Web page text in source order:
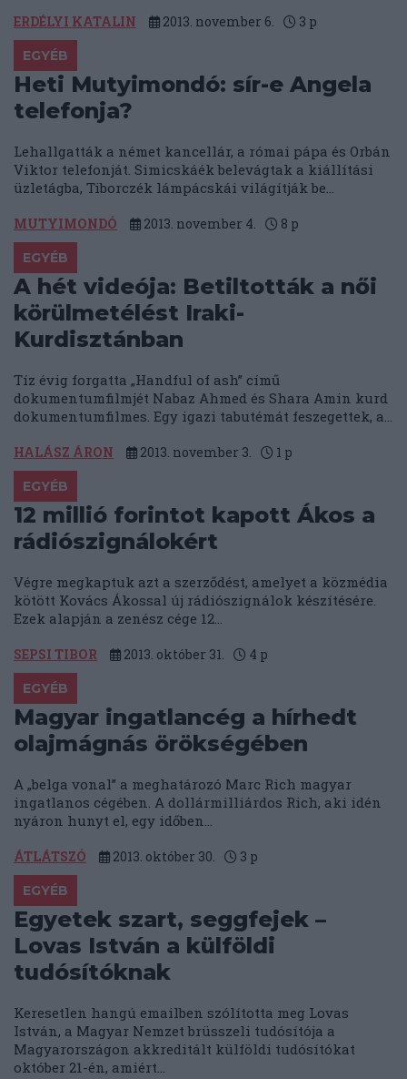
ERDÉLYI KATALIN 2013. november 6. 3 p
EGYÉB
Heti Mutyimondó: sír-e Angela
telefonja?
Lehallgatták a német kancellár, a római pápa és Orbán
Viktor telefonját. Simicskáék belevágtak a kiállítási
üzletágba, Tiborczék lámpácskái világítják be...
MUTYIMONDÓ 2013. november 4. 8 p
EGYÉB
A hét videója: Betiltották a női
körülmetélést Iraki-
Kurdisztánban
Tíz évig forgatta „Handful of ash” című
dokumentumfilmjét Nabaz Ahmed és Shara Amin kurd
dokumentumfilmes. Egy igazi tabutémát feszegettek, a...
HALÁSZ ÁRON 2013. november 3. 1 p
EGYÉB
12 millió forintot kapott Ákos a
rádiószignálokért
Végre megkaptuk azt a szerződést, amelyet a közmédia
kötött Kovács Ákossal új rádiószignálok készítésére.
Ezek alapján a zenész cége 12...
SEPSI TIBOR 2013. október 31. 4 p
EGYÉB
Magyar ingatlancég a hírhedt
olajmágnás örökségében
A „belga vonal” a meghatározó Marc Rich magyar
ingatlanos cégében. A dollármilliárdos Rich, aki idén
nyáron hunyt el, egy időben...
ÁTLÁTSZÓ 2013. október 30. 3 p
EGYÉB
Egyetek szart, seggfejek –
Lovas István a külföldi
tudósítóknak
Keresetlen hangú emailben szólította meg Lovas
István, a Magyar Nemzet brüsszeli tudósítója a
Magyarországon akkreditált külföldi tudósítókat
október 21-én, amiért...